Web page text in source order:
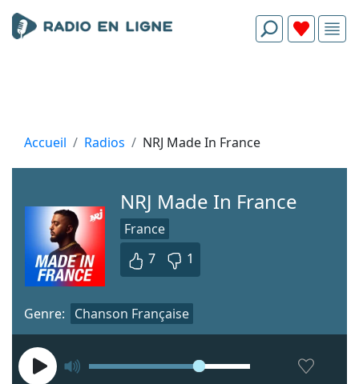
Accueil Radios NRJ Made In France
NRJ Made In France
France
7
1
Genre: Chanson Française